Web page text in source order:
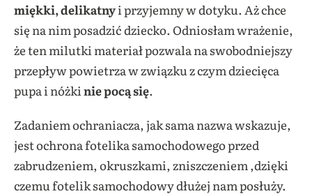
miękki, delikatnyi przyjemny w dotyku. Aż chce
się na nim posadzić dziecko. Odniosłam wrażenie,
że ten milutki materiał pozwala na swobodniejszy
przepływ powietrza w związku z czym dziecięca
pupa i nóżkinie pocą się.
Zadaniem ochraniacza, jak sama nazwa wskazuje,
jest ochrona fotelika samochodowego przed
zabrudzeniem, okruszkami, zniszczeniem ,dzięki
czemu fotelik samochodowy dłużej nam posłuży.